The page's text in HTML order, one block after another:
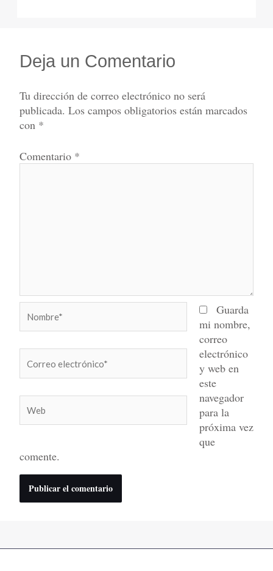
Deja un Comentario
Tu dirección de correo electrónico no será
publicada. Los campos obligatorios están marcados
con *
Comentario *
electrónico*
Guarda
mi nombre,
correo
electrónico
y web en
este
navegador
para la
próxima vez
que
comente.